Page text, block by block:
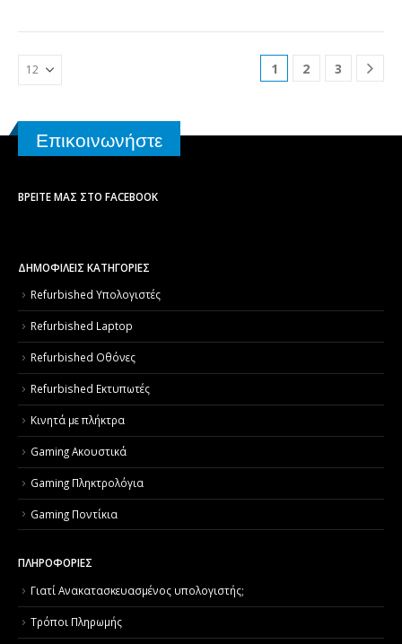
1 2 3
Επικοινωνήστε
ΒΡΕΊΤΕ ΜΑΣ ΣΤΟ FACEBOOK
ΔΗΜΟΦΙΛΕΙΣ ΚΑΤΗΓΟΡΙΕΣ
Refurbished Υπολογιστές
Refurbished Laptop
Refurbished Οθόνες
Refurbished Εκτυπωτές
Κινητά με πλήκτρα
Gaming Ακουστικά
Gaming Πληκτρολόγια
Gaming Ποντίκια
ΠΛΗΡΟΦΟΡΙΕΣ
Γιατί Aνακατασκευασμένος υπολογιστής;
Τρόποι Πληρωμής